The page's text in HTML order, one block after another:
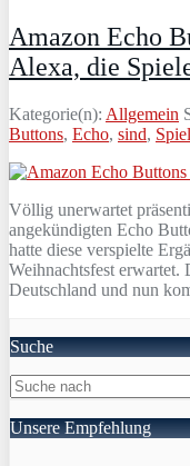
Amazon Echo
Alexa, die
Kategorie(n): Allgemein
Buttons, Echo, sind,
Völlig unerwartet
angekündigten Echo
hatte diese verspielte
Weihnachtsfest
Deutschland und nun
Suche
Unsere Empfehlung